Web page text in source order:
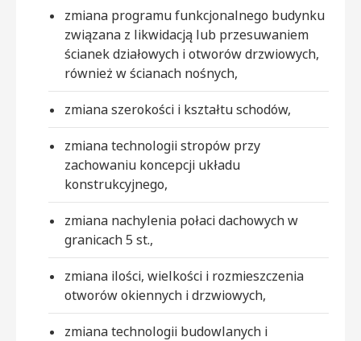
zmiana programu funkcjonalnego budynku
związana z likwidacją lub przesuwaniem
ścianek działowych i otworów drzwiowych,
również w ścianach nośnych,
zmiana szerokości i kształtu schodów,
zmiana technologii stropów przy
zachowaniu koncepcji układu
konstrukcyjnego,
zmiana nachylenia połaci dachowych w
granicach 5 st.,
zmiana ilości, wielkości i rozmieszczenia
otworów okiennych i drzwiowych,
zmiana technologii budowlanych i